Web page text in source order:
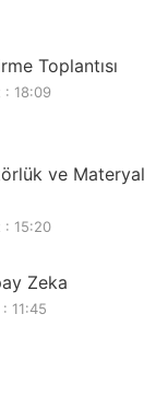
Toplantısı
: 18:09
ve Materyal
: 15:20
Zeka
11:45